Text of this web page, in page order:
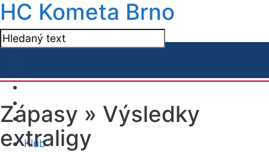
HC Kometa Brno
Klub
Zápasy » Výsledky
extraligy